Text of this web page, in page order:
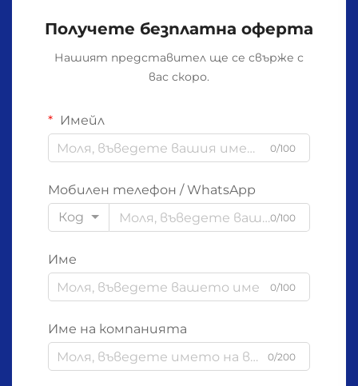
Получете безплатна оферта
Нашият представител ще се свърже с
вас скоро.
Имейл
0/100
Мобилен телефон / WhatsApp
Код
0/100
Име
0/100
Име на компанията
0/200